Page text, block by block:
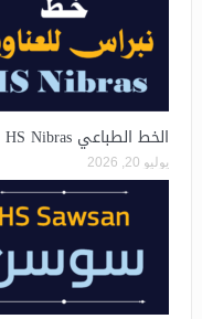
الخط الطباعي HS Nibras
يوليو 20, 2026